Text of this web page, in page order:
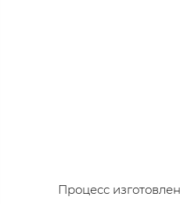
Процесс